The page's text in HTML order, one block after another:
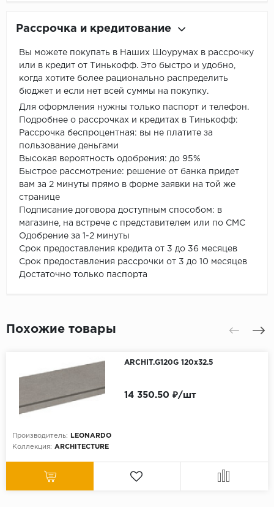
Рассрочка и кредитование
Вы можете покупать в Наших Шоурумах в рассрочку
или в кредит от Тинькофф. Это быстро и удобно,
когда хотите более рационально распределить
бюджет и если нет всей суммы на покупку.
Для оформления нужны только паспорт и телефон.
Подробнее о рассрочках и кредитах в Тинькофф:
Рассрочка беспроцентная: вы не платите за
пользование деньгами
Высокая вероятность одобрения: до 95%
Быстрое рассмотрение: решение от банка придет
вам за 2 минуты прямо в форме заявки на той же
странице
Подписание договора доступным способом: в
магазине, на встрече с представителем или по СМС
Одобрение за 1-2 минуты
Срок предоставления кредита от 3 до 36 месяцев
Срок предоставления рассрочки от 3 до 10 месяцев
Достаточно только паспорта
Похожие товары
ARCHIT.G120G 120x32.5
Производитель:
LEONARDO
Коллекция: ARCHITECTURE
14 350.50 ₽/шт